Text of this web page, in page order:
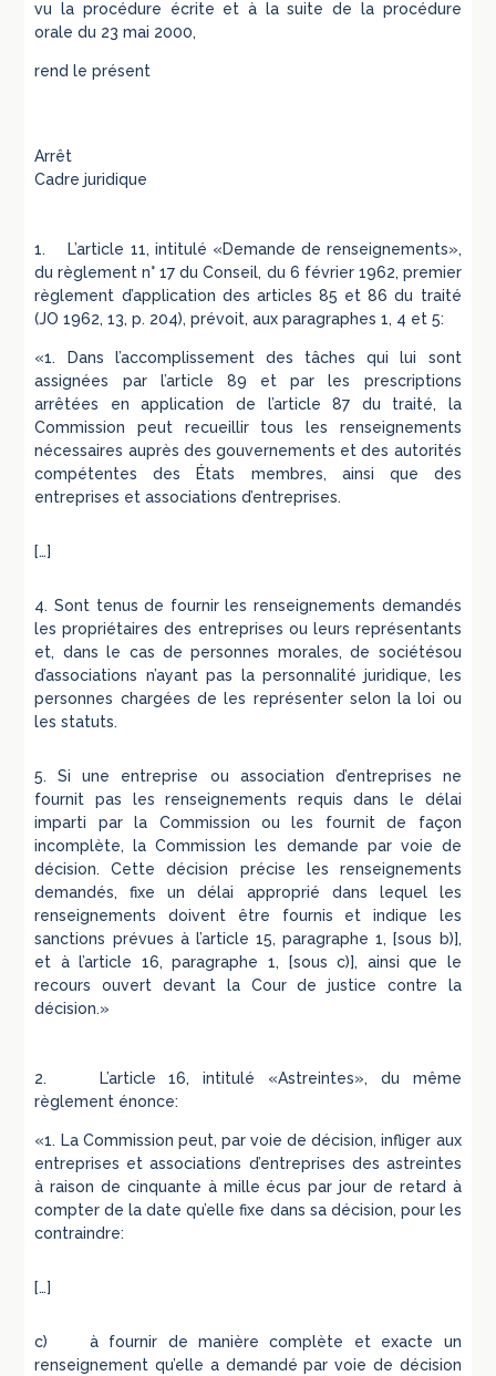
vu la procédure écrite et à la suite de la procédure
orale du 23 mai 2000,
rend le présent
Arrêt
Cadre juridique
1. L’article 11, intitulé «Demande de renseignements»,
du règlement n° 17 du Conseil, du 6 février 1962, premier
règlement d’application des articles 85 et 86 du traité
(JO 1962, 13, p. 204), prévoit, aux paragraphes 1, 4 et 5:
«1. Dans l’accomplissement des tâches qui lui sont
assignées par l’article 89 et par les prescriptions
arrêtées en application de l’article 87 du traité, la
Commission peut recueillir tous les renseignements
nécessaires auprès des gouvernements et des autorités
compétentes des États membres, ainsi que des
entreprises et associations d’entreprises.
[…]
4. Sont tenus de fournir les renseignements demandés
les propriétaires des entreprises ou leurs représentants
et, dans le cas de personnes morales, de sociétésou
d’associations n’ayant pas la personnalité juridique, les
personnes chargées de les représenter selon la loi ou
les statuts.
5. Si une entreprise ou association d’entreprises ne
fournit pas les renseignements requis dans le délai
imparti par la Commission ou les fournit de façon
incomplète, la Commission les demande par voie de
décision. Cette décision précise les renseignements
demandés, fixe un délai approprié dans lequel les
renseignements doivent être fournis et indique les
sanctions prévues à l’article 15, paragraphe 1, [sous b)],
et à l’article 16, paragraphe 1, [sous c)], ainsi que le
recours ouvert devant la Cour de justice contre la
décision.»
2. L’article 16, intitulé «Astreintes», du même
règlement énonce:
«1. La Commission peut, par voie de décision, infliger aux
entreprises et associations d’entreprises des astreintes
à raison de cinquante à mille écus par jour de retard à
compter de la date qu’elle fixe dans sa décision, pour les
contraindre:
[…]
c) à fournir de manière complète et exacte un
renseignement qu’elle a demandé par voie de décision